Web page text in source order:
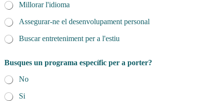
Millorar l'idioma
Assegurar-ne el desenvolupament personal
Buscar entreteniment per a l'estiu
Busques un programa específic per a porter?
No
Si